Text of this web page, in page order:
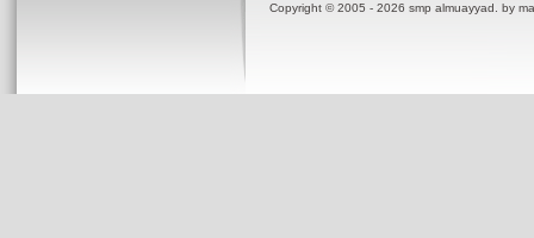
Copyright © 2005 - 2026 smp almuayyad. by